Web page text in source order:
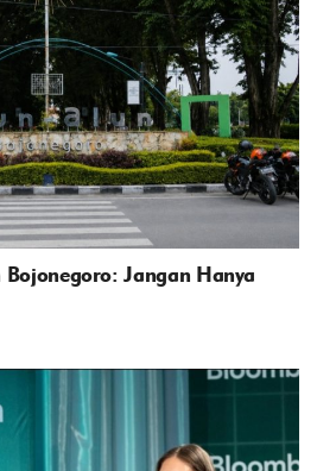
Jangan Hanya